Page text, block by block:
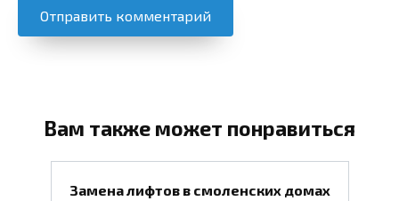
Вам также может понравиться
Замена лифтов в смоленских домах